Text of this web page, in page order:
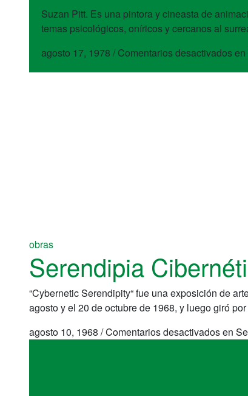
Suzan Pitt. Es una pintora y cineasta de
temas psicológicos, oníricos y cercanos al
agosto 17, 1978 / Comentarios desactivadosen
obras
Serendipia
“Cybernetic Serendipity“ fue una exposición de
agosto y el 20 de octubre de 1968, y luego giró
agosto 10, 1968 /Comentarios desactivadosen